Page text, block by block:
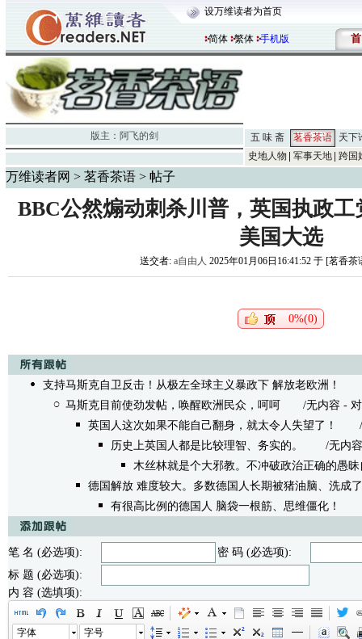
设万维读者为首页
简体 繁体 手机版 首
版主： 阿飞的剑 五 味 斋 茗香茶语
天下
史地人物
军事天地 跨国
万维读者网 > 茗香茶语 > 帖子
BBC公然煽动刺杀川普，英国执政
美国大选
送交者: a自由人 2025年01月06日16:41:52 于 [茗香
0%(0)
支持马斯克自卫反击！从极左全球主义暴政下 解放老欧洲！
马斯克目前使劲发帖，唤醒欧洲民众，呵呵
/无内容 - 对
英国人这次如果不能自己翻身，就太令人失望了！
/无
历史上英国人都是比较理智、务实的。
/无内容 -
木丝林就是个大邪教。不冲破政治正确的愚
德国解放 难度较大。多数德国人长期被猪油脑、洗成
有很高比例的德国人 脑袋一根筋、思维僵化！
笔 名 (必选项):
密 码 (必选项):
标 题 (必选项):
内 容 (选填项):
字体 字号